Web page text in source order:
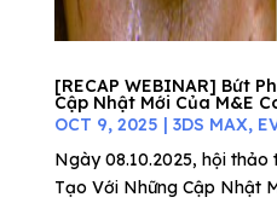
[RECAP WEBINAR] Bứt
Cập Nhật Mới Của M&E
OCT 9, 2025 | 3DS MAX,
Ngày 08.10.2025, hội thảo
Tạo Với Những Cập Nhật